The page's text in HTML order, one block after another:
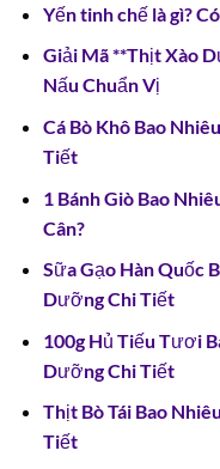
Yến tinh chế là gì?
Giải Mã **Thịt Xào
Nấu Chuẩn Vị
Cá Bò Khô Bao
Tiết
1 Bánh Giò Bao
Cân?
Sữa Gạo Hàn Quốc
Dưỡng Chi Tiết
100g Hủ Tiếu Tươi
Dưỡng Chi Tiết
Thịt Bò Tái Bao
Tiết